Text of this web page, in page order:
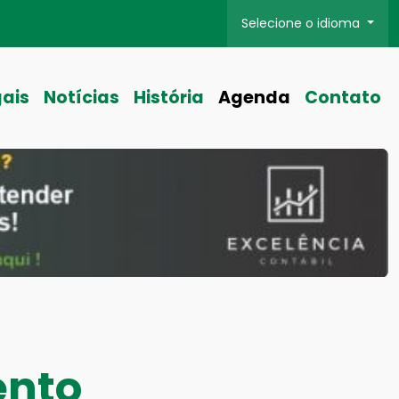
Selecione o idioma
Notícias História Agenda Contato